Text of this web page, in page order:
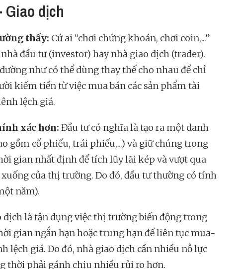
dịch
thấy: Cứ ai “chơi chứng khoán, chơi coin,...”
đầu tư (investor) hay nhà giao dịch (trader).
như có thể dùng thay thế cho nhau để chỉ
kiếm tiền từ việc mua bán các sản phẩm tài
lệch giá.
xác hơn: Đầu tư có nghĩa là tạo ra một danh
gồm cổ phiếu, trái phiếu,...) và giữ chúng trong
gian nhất định để tích lũy lãi kép và vượt qua
của thị trường. Do đó, đầu tư thường có tính
năm).
dịch là tận dụng việc thị trường biến động trong
gian ngắn hạn hoặc trung hạn để liên tục mua-
lệch giá. Do đó, nhà giao dịch cần nhiều nỗ lực
thời phải gánh chịu nhiều rủi ro hơn.